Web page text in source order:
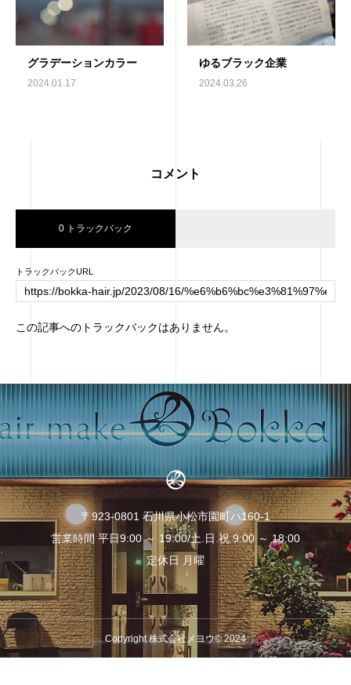
グラデーションカラー
2024.01.17
ゆるブラック企業
2024.03.26
コメント
0 トラックバック
トラックバックURL
この記事へのトラックバックはありません。
〒923-0801 石川県小松市園町ハ160‐1
営業時間 平日9:00 ～ 19:00/土.日.祝 9:00 ～ 18:00
定休日 月曜
Copyright 株式会社メヨウ© 2024